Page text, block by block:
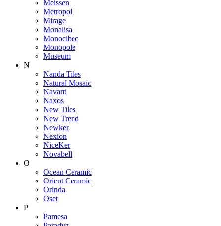
Meissen
Metropol
Mirage
Monalisa
Monocibec
Monopole
Museum
N
Nanda Tiles
Natural Mosaic
Navarti
Naxos
New Tiles
New Trend
Newker
Nexion
NiceKer
Novabell
O
Ocean Ceramic
Orient Ceramic
Orinda
Oset
P
Pamesa